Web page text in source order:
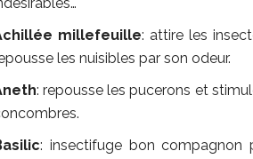
millefeuille: attire les
les nuisibles par son odeur.
: repousse les pucerons et
: insectifuge bon compagnon